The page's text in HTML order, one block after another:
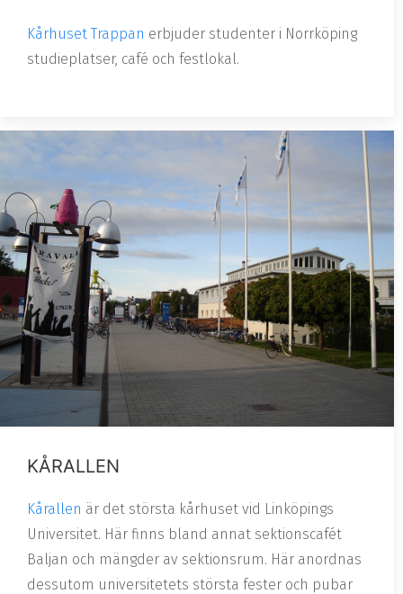
Kårhuset Trappan erbjuder studenter i Norrköping
studieplatser, café och festlokal.
KÅRALLEN
Kårallen är det största kårhuset vid Linköpings
Universitet. Här finns bland annat sektionscafét
Baljan och mängder av sektionsrum. Här anordnas
dessutom universitetets största fester och pubar